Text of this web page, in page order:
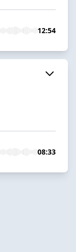
12:54
08:33